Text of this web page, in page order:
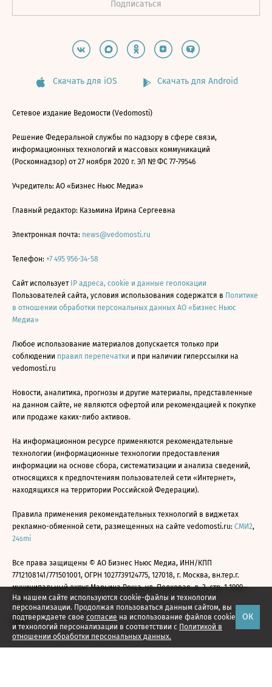
На нашем сайте используются cookie-файлы и технологии
персонализации. Продолжая пользоваться данным сайтом, вы
подтверждаете свое согласие на использование файлов cookie
и технологий персонализации в соответствии с Политикой в
отношении обработки персональных данных.
ОК
Скачать для iOS Скачать для Android
Сетевое издание Ведомости (Vedomosti)
Решение Федеральной службы по надзору в сфере связи,
информационных технологий и массовых коммуникаций
(Роскомнадзор) от 27 ноября 2020 г. ЭЛ № ФС 77-79546
Учредитель: АО «Бизнес Ньюс Медиа»
Главный редактор: Казьмина Ирина Сергеевна
Электронная почта: news@vedomosti.ru
Телефон: +7 495 956-34-58
Сайт использует IP адреса, cookie и данные геолокации
Пользователей сайта, условия использования содержатся в Политике
в отношении обработки персональных данных АО «Бизнес Ньюс
Медиа»
Любое использование материалов допускается только при
соблюдении правил перепечатки и при наличии гиперссылки на
vedomosti.ru
Новости, аналитика, прогнозы и другие материалы, представленные
на данном сайте, не являются офертой или рекомендацией к покупке
или продаже каких-либо активов.
На информационном ресурсе применяются рекомендательные
технологии (информационные технологии предоставления
информации на основе сбора, систематизации и анализа сведений,
относящихся к предпочтениям пользователей сети «Интернет»,
находящихся на территории Российской Федерации).
Правила применения рекомендательных технологий в виджетах
рекламно-обменной сети, размещенных на сайте vedomosti.ru: СМИ2,
24smi
Все права защищены © АО Бизнес Ньюс Медиа, ИНН/КПП
7712108141/771501001, ОГРН 1027739124775, 127018, г. Москва, вн.тер.г.
муниципальный округ Марьина Роща, ул. Полковая, д. 3, стр. 1 1999—
2026